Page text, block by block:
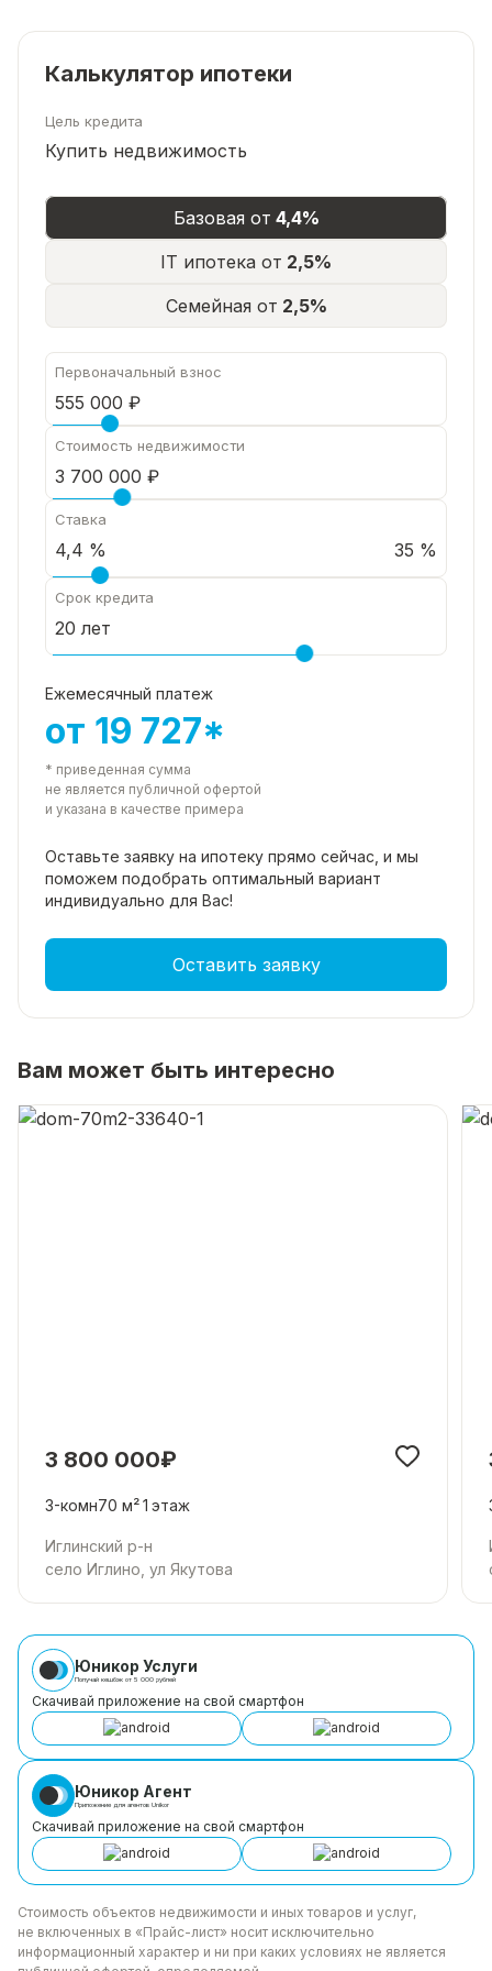
Калькулятор ипотеки
Цель кредита
Купить недвижимость
Базовая от 4,4%
IT ипотека от 2,5%
Семейная от 2,5%
Первоначальный взнос
Стоимость недвижимости
Ставка
35 %
Срок кредита
Ежемесячный платеж
от 19 727*
* приведенная сумма
не является публичной офертой
и указана в качестве примера
Оставьте заявку на ипотеку прямо сейчас, и мы
поможем подобрать оптимальный вариант
индивидуально для Вас!
Оставить заявку
Вам может быть интересно
3 800 000₽
3-комн70 м²1 этаж
Иглинский р-н
село Иглино, ул Якутова
Юникор Услуги
Получай кешбэк от 5 000 рублей
Скачивай приложение на свой смартфон
Юникор Агент
Приложение для агентов Unikor
Скачивай приложение на свой смартфон
Стоимость объектов недвижимости и иных товаров и услуг,
не включенных в «Прайс-лист» носит исключительно
информационный характер и ни при каких условиях не является